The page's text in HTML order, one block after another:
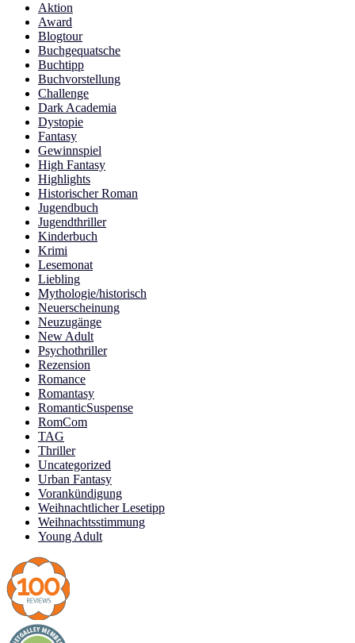
Aktion
Award
Blogtour
Buchgequatsche
Buchtipp
Buchvorstellung
Challenge
Dark Academia
Dystopie
Fantasy
Gewinnspiel
High Fantasy
Highlights
Historischer Roman
Jugendbuch
Jugendthriller
Kinderbuch
Krimi
Lesemonat
Liebling
Mythologie/historisch
Neuerscheinung
Neuzugänge
New Adult
Psychothriller
Rezension
Romance
Romantasy
RomanticSuspense
RomCom
TAG
Thriller
Uncategorized
Urban Fantasy
Vorankündigung
Weihnachtlicher Lesetipp
Weihnachtsstimmung
Young Adult